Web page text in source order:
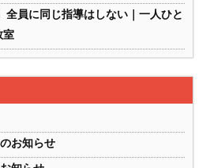
全員に同じ指導はしない｜一人ひと
室
お知らせ